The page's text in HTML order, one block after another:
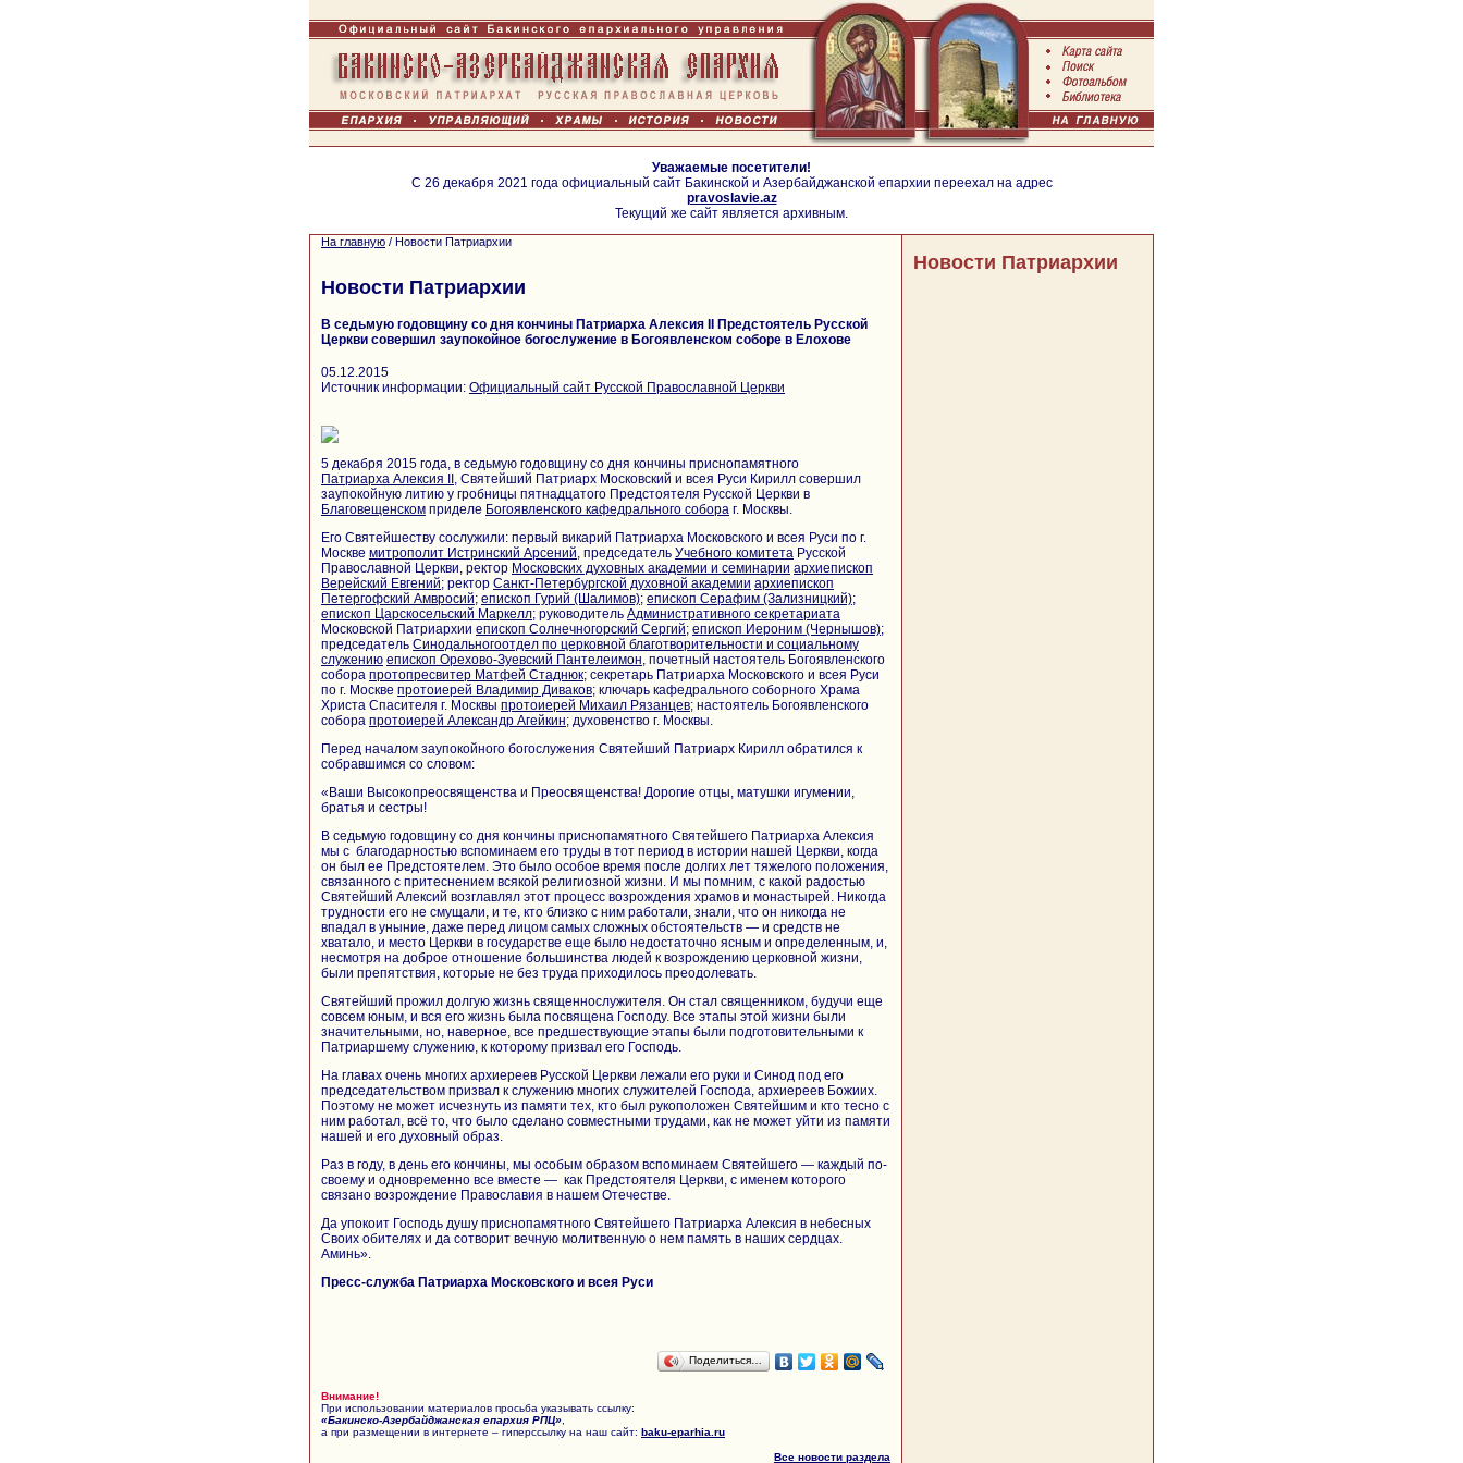
Уважаемые посетители!
С 26 декабря 2021 года официальный сайт Бакинской и Азербайджанской епархии переехал на адрес
pravoslavie.az
Текущий же сайт является архивным.
На главную / Новости Патриархии
Новости Патриархии
В седьмую годовщину со дня кончины Патриарха Алексия II Предстоятель Русской
Церкви совершил заупокойное богослужение в Богоявленском соборе в Елохове
05.12.2015
Источник информации: Официальный сайт Русской Православной Церкви
5 декабря 2015 года, в седьмую годовщину со дня кончины приснопамятного
Патриарха Алексия II , Святейший Патриарх Московский и всея Руси Кирилл совершил
заупокойную литию у гробницы пятнадцатого Предстоятеля Русской Церкви в
Благовещенском приделе Богоявленского кафедрального собора г. Москвы.
Его Святейшеству сослужили: первый викарий Патриарха Московского и всея Руси по г.
Москве митрополит Истринский Арсений, председатель Учебного комитета Русской
Православной Церкви, ректор Московских духовных академии и семинарии архиепископ
Верейский Евгений; ректор Санкт-Петербургской духовной академии архиепископ
Петергофский Амвросий; епископ Гурий (Шалимов); епископ Серафим (Зализницкий);
епископ Царскосельский Маркелл; руководитель Административного секретариата
Московской Патриархии епископ Солнечногорский Сергий; епископ Иероним (Чернышов);
председатель Синодальногоотдел по церковной благотворительности и социальному
служению епископ Орехово-Зуевский Пантелеимон, почетный настоятель Богоявленского
собора протопресвитер Матфей Стаднюк; секретарь Патриарха Московского и всея Руси
по г. Москве протоиерей Владимир Диваков; ключарь кафедрального соборного Храма
Христа Спасителя г. Москвы протоиерей Михаил Рязанцев; настоятель Богоявленского
собора протоиерей Александр Агейкин; духовенство г. Москвы.
Перед началом заупокойного богослужения Святейший Патриарх Кирилл обратился к
собравшимся со словом:
«Ваши Высокопреосвященства и Преосвященства! Дорогие отцы, матушки игумении,
братья и сестры!
В седьмую годовщину со дня кончины приснопамятного Святейшего Патриарха Алексия
мы с благодарностью вспоминаем его труды в тот период в истории нашей Церкви, когда
он был ее Предстоятелем. Это было особое время после долгих лет тяжелого положения,
связанного с притеснением всякой религиозной жизни. И мы помним, с какой радостью
Святейший Алексий возглавлял этот процесс возрождения храмов и монастырей. Никогда
трудности его не смущали, и те, кто близко с ним работали, знали, что он никогда не
впадал в уныние, даже перед лицом самых сложных обстоятельств — и средств не
хватало, и место Церкви в государстве еще было недостаточно ясным и определенным, и,
несмотря на доброе отношение большинства людей к возрождению церковной жизни,
были препятствия, которые не без труда приходилось преодолевать.
Святейший прожил долгую жизнь священнослужителя. Он стал священником, будучи еще
совсем юным, и вся его жизнь была посвящена Господу. Все этапы этой жизни были
значительными, но, наверное, все предшествующие этапы были подготовительными к
Патриаршему служению, к которому призвал его Господь.
На главах очень многих архиереев Русской Церкви лежали его руки и Синод под его
председательством призвал к служению многих служителей Господа, архиереев Божиих.
Поэтому не может исчезнуть из памяти тех, кто был рукоположен Святейшим и кто тесно с
ним работал, всё то, что было сделано совместными трудами, как не может уйти из памяти
нашей и его духовный образ.
Раз в году, в день его кончины, мы особым образом вспоминаем Святейшего — каждый по-
своему и одновременно все вместе — как Предстоятеля Церкви, с именем которого
связано возрождение Православия в нашем Отечестве.
Да упокоит Господь душу приснопамятного Святейшего Патриарха Алексия в небесных
Своих обителях и да сотворит вечную молитвенную о нем память в наших сердцах.
Аминь».
Пресс-служба Патриарха Московского и всея Руси
Поделиться…
Внимание!
При использовании материалов просьба указывать ссылку:
«Бакинско-Азербайджанская епархия РПЦ»
а при размещении в интернете – гиперссылку на наш сайт: baku-eparhia.ru
Все новости раздела
Новости Патриархии